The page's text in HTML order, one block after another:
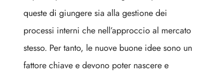
queste di giungere sia alla gestione dei
processi interni che nell’approccio al mercato
stesso. Per tanto, le nuove buone idee sono un
fattore chiave e devono poter nascere e